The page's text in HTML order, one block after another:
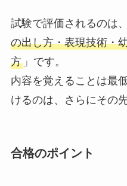
試験で評価されるのは
の出し方・表現技術・
方」です。
内容を覚えることは最
けるのは、さらにその
合格のポイント